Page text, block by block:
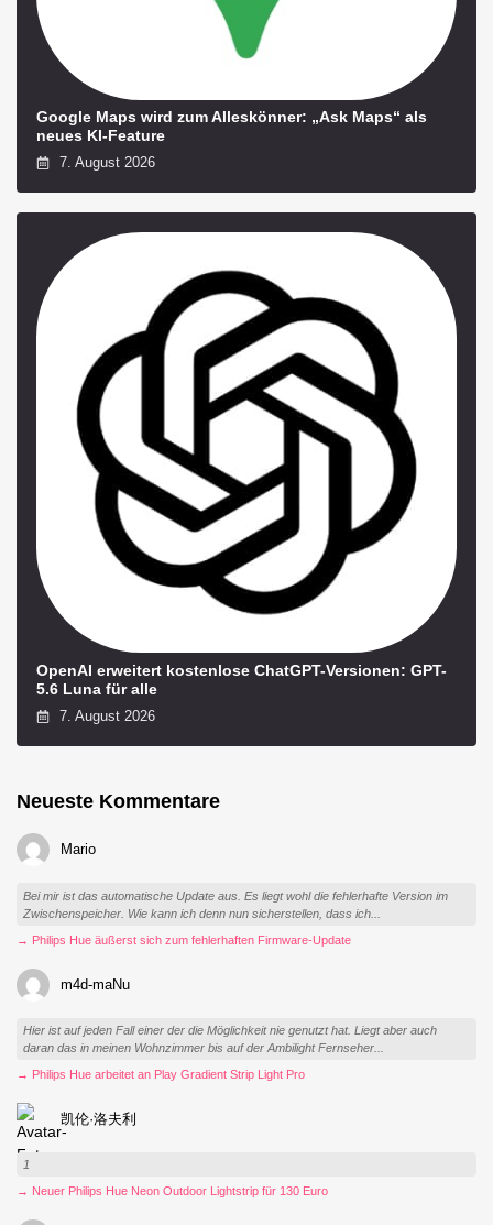
Google Maps wird zum Alleskönner: „Ask Maps“ als
neues KI-Feature
7. August 2026
OpenAI erweitert kostenlose ChatGPT-Versionen: GPT-
5.6 Luna für alle
7. August 2026
Neueste Kommentare
Mario
Bei mir ist das automatische Update aus. Es liegt wohl die fehlerhafte Version im
Zwischenspeicher. Wie kann ich denn nun sicherstellen, dass ich...
→ Philips Hue äußerst sich zum fehlerhaften Firmware-Update
m4d-maNu
Hier ist auf jeden Fall einer der die Möglichkeit nie genutzt hat. Liegt aber auch
daran das in meinen Wohnzimmer bis auf der Ambilight Fernseher...
→ Philips Hue arbeitet an Play Gradient Strip Light Pro
凯伦·洛夫利
1
→ Neuer Philips Hue Neon Outdoor Lightstrip für 130 Euro